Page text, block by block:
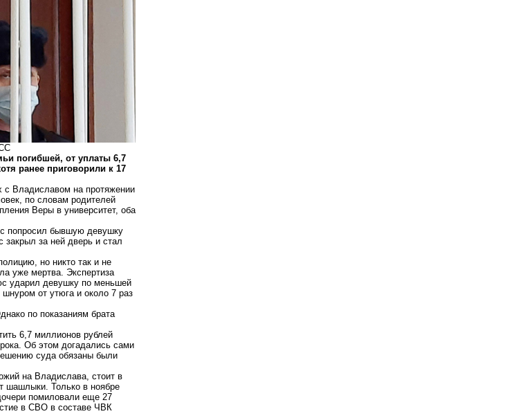
погибшей, от уплаты 6,7
ранее приговорили к 17
с Владиславом на протяжении
по словам родителей
Веры в университет, оба
попросил бывшую девушку
закрыл за ней дверь и стал
но никто так и не
уже мертва. Экспертиза
ударил девушку по меньшей
от утюга и около 7 раз
по показаниям брата
6,7 миллионов рублей
Об этом догадались сами
суда обязаны были
на Владислава, стоит в
шашлыки. Только в ноябре
помиловали еще 27
в СВО в составе ЧВК